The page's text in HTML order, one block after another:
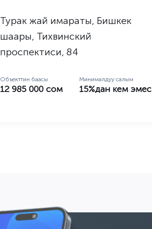
Турак жай имараты, Бишкек
шаары, Тихвинский
проспектиси, 84
Объекттин баасы
12 985 000 сом
Минималдуу салым
15%дан кем эмес